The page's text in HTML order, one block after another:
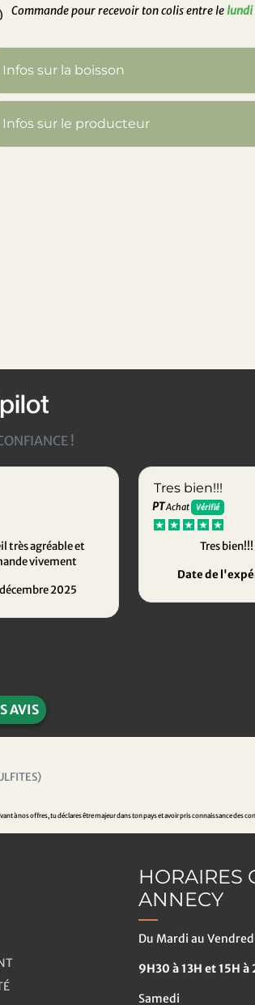
Commande pour recevoir ton colis entre lelundi
Infos sur la boisson
Infos sur le producteur
!
très agréable et
vivement
2025
Tres bien!!!
PTAchat Vérifié
Tres
Date de
AVIS
à nos offres, tu déclares être majeur dans ton pays et avoir pris connaissance des
HORAIRES
ANNECY
Du Mardi au
9H30 à 13H et 15H à
Samedi